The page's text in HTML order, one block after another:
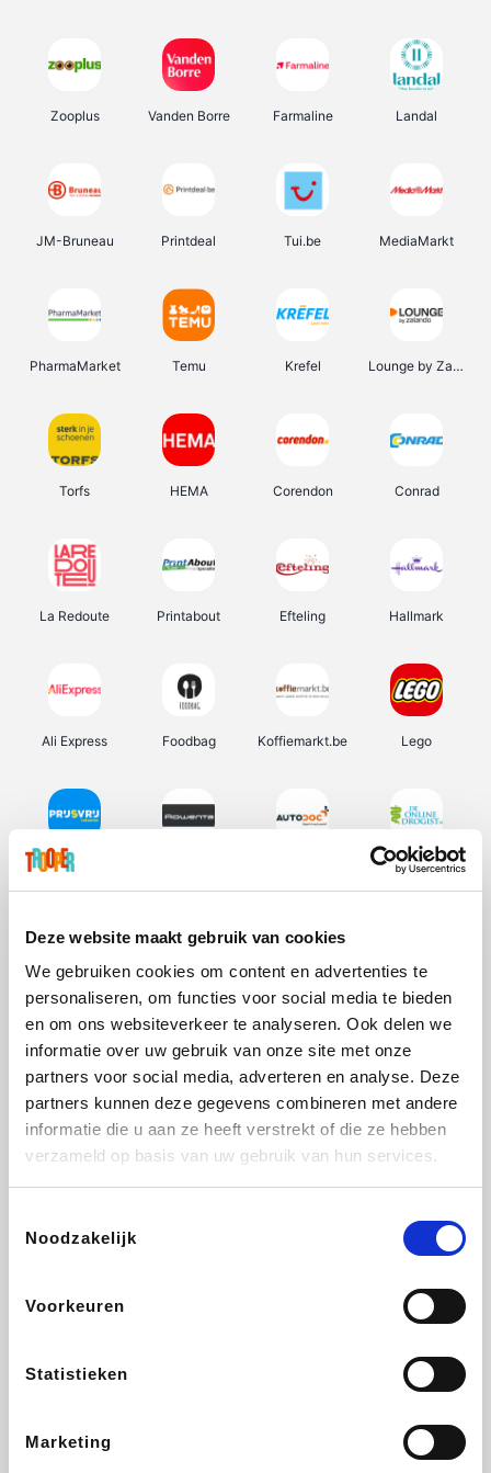
Deze website maakt gebruik van cookies
We gebruiken cookies om content en advertenties te
personaliseren, om functies voor social media te bieden
en om ons websiteverkeer te analyseren. Ook delen we
informatie over uw gebruik van onze site met onze
partners voor social media, adverteren en analyse. Deze
partners kunnen deze gegevens combineren met andere
informatie die u aan ze heeft verstrekt of die ze hebben
verzameld op basis van uw gebruik van hun services.
Noodzakelijk
Voorkeuren
Statistieken
Marketing
Zooplus Vanden Borre Farmaline Landal
JM-Bruneau Printdeal Tui.be MediaMarkt
PharmaMarket Temu Krefel Lounge by Zalando
Torfs HEMA Corendon Conrad
La Redoute Printabout Efteling Hallmark
Ali Express Foodbag Koffiemarkt.be Lego
Prijsvrij De Online Drogist
Vidaxl Lampenlicht.be Plopsa Adidas
All Accor
DectDirect
SupraBazar